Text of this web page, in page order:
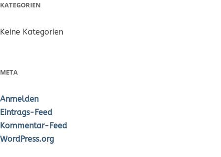
KATEGORIEN
Keine Kategorien
META
Anmelden
Eintrags-Feed
Kommentar-Feed
WordPress.org